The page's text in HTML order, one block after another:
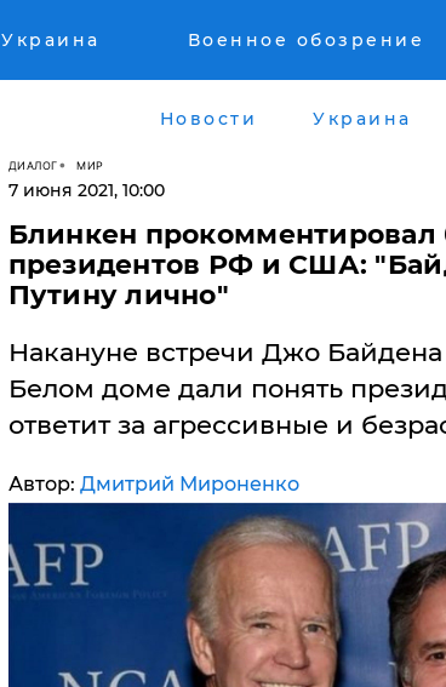
Украина Военное обозрение
Новости Украина
ДИАЛОГ МИР
7 июня 2021, 10:00
​Блинкен
президентов РФ и США:
Путину лично"
Накануне встречи Джо
Белом доме дали понять
ответит за агрессивные и
Автор: Дмитрий Мироненко